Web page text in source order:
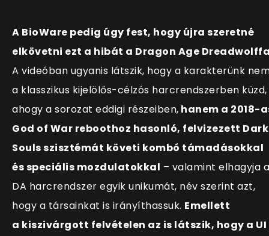
A BioWare pedig úgy fest, hogy újra szeretné
elkövetni ezt a hibát a Dragon Age
A videóban ugyanis látszik, hogy a karakterünk
a klasszikus kijelölős-célzós harcrendszerben küzd,
ahogy a sorozat eddigi részeiben, hanem a 2018-
God of War reboothoz hasonló, felvizezett Dark
Souls szisztémát követi kombó támadásokkal
és speciális mozdulatokkal – valamint elhagyja a
DA harcrendszer egyik unikumát, név szerint azt,
hogy a társainkat is irányíthassuk. Emellett
a kiszivárgott felvételen az is látszik, hogy a UI